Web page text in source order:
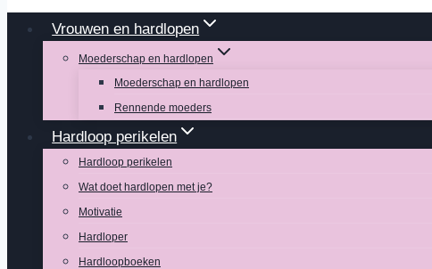
Vrouwen en hardlopen
Moederschap en hardlopen
Moederschap en hardlopen
Rennende moeders
Hardloop perikelen
Hardloop perikelen
Wat doet hardlopen met je?
Motivatie
Hardloper
Hardloopboeken